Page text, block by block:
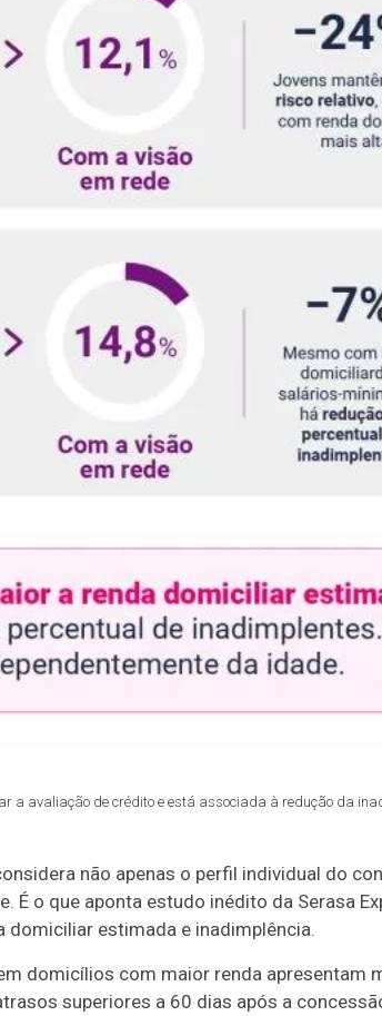
a avaliação de crédito e está associada à redução da
não apenas o perfil individual do
o que aponta estudo inédito da Serasa
domiciliar estimada e inadimplência.
domicílios com maior renda apresentam
superiores a 60 dias após a